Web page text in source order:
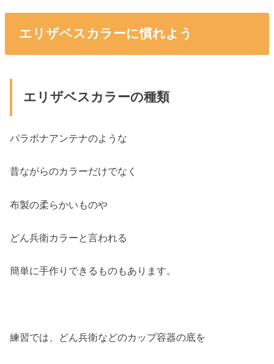
エリザベスカラーに慣れよう
エリザベスカラーの種類
パラボナアンテナのような
昔ながらのカラーだけでなく
布製の柔らかいものや
どん兵衛カラーと言われる
簡単に手作りできるものもあります。
練習では、どん兵衛などのカップ容器の底を